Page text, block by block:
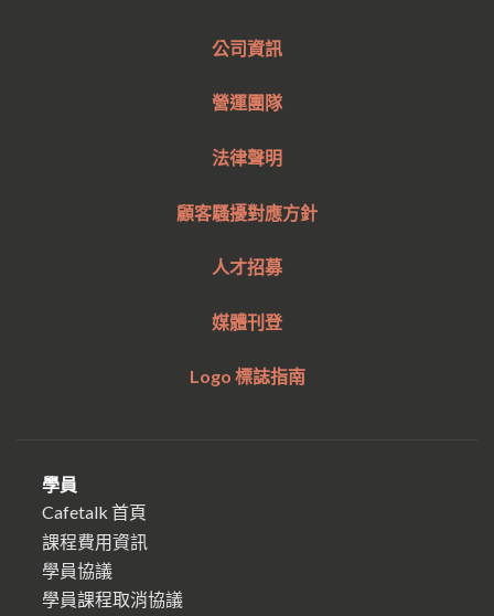
公司資訊
營運團隊
法律聲明
顧客騷擾對應方針
人才招募
媒體刊登
Logo 標誌指南
學員
Cafetalk 首頁
課程費用資訊
學員協議
學員課程取消協議